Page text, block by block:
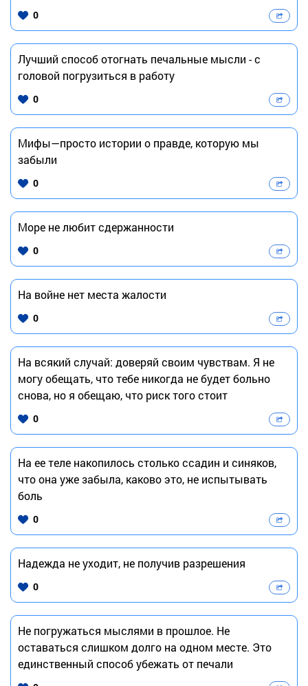
0
Лучший способ отогнать печальные мысли - с
головой погрузиться в работу
0
Мифы—просто истории о правде, которую мы
забыли
0
Море не любит сдержанности
0
На войне нет места жалости
0
На всякий случай: доверяй своим чувствам. Я не
могу обещать, что тебе никогда не будет больно
снова, но я обещаю, что риск того стоит
0
На ее теле накопилось столько ссадин и синяков,
что она уже забыла, каково это, не испытывать
боль
0
Надежда не уходит, не получив разрешения
0
Не погружаться мыслями в прошлое. Не
оставаться слишком долго на одном месте. Это
единственный способ убежать от печали